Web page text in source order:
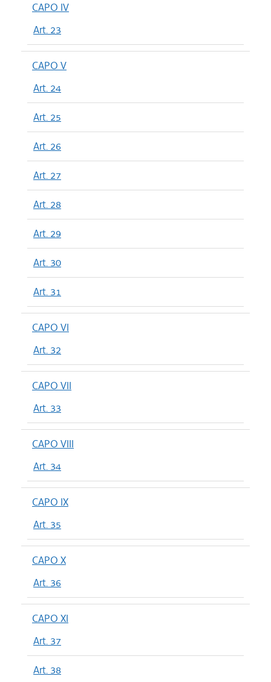
CAPO IV
Art. 23
CAPO V
Art. 24
Art. 25
Art. 26
Art. 27
Art. 28
Art. 29
Art. 30
Art. 31
CAPO VI
Art. 32
CAPO VII
Art. 33
CAPO VIII
Art. 34
CAPO IX
Art. 35
CAPO X
Art. 36
CAPO XI
Art. 37
Art. 38